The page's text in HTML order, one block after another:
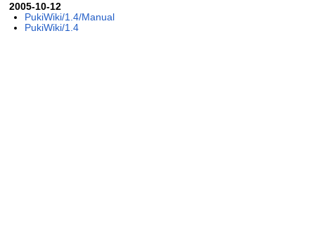
2005-10-12
PukiWiki/1.4/Manual
PukiWiki/1.4